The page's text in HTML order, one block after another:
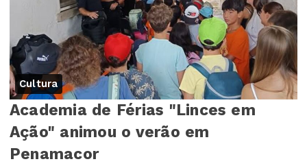
Cultura
Academia de Férias "Linces em
Ação" animou o verão em
Penamacor